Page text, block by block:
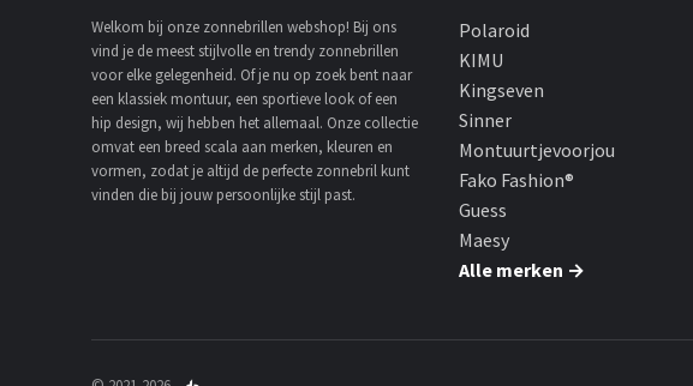
Welkom bij onze zonnebrillen webshop! Bij ons
vind je de meest stijlvolle en trendy zonnebrillen
voor elke gelegenheid. Of je nu op zoek bent naar
een klassiek montuur, een sportieve look of een
hip design, wij hebben het allemaal. Onze collectie
omvat een breed scala aan merken, kleuren en
vormen, zodat je altijd de perfecte zonnebril kunt
vinden die bij jouw persoonlijke stijl past.
Polaroid
KIMU
Kingseven
Sinner
Montuurtjevoorjou
Fako Fashion®
Guess
Maesy
Alle merken →